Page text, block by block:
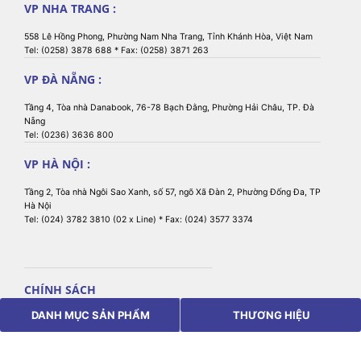
DANH MỤC SẢN PHẨM THƯƠNG HIỆU
VP NHA TRANG :
558 Lê Hồng Phong, Phường Nam Nha Trang, Tỉnh Khánh Hòa, Việt Nam
Tel: (0258) 3878 688 * Fax: (0258) 3871 263
VP ĐÀ NẴNG :
Tầng 4, Tòa nhà Danabook, 76-78 Bạch Đằng, Phường Hải Châu, TP. Đà
Nẵng
Tel: (0236) 3636 800
VP HÀ NỘI :
Tầng 2, Tòa nhà Ngôi Sao Xanh, số 57, ngõ Xã Đàn 2, Phường Đống Đa, TP
Hà Nội
Tel: (024) 3782 3810 (02 x Line) * Fax: (024) 3577 3374
CHÍNH SÁCH
Chính sách bảo mật